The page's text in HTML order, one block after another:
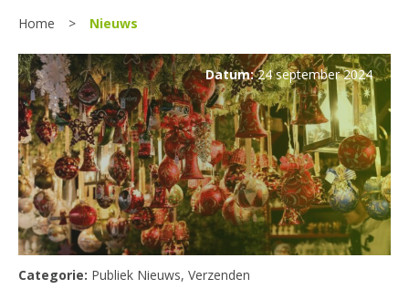
Home Nieuws
Datum:24 september 2024
Categorie: Publiek Nieuws, Verzenden